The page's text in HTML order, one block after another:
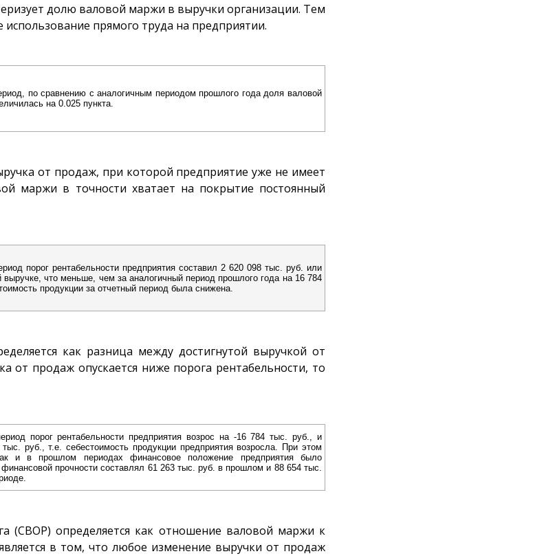
долю валовой маржи в выручки организации. Тем
прямого труда на предприятии.
по сравнению с аналогичным периодом прошлого года доля валовой
на 0.025 пункта.
от продаж, при которой предприятие уже не имеет
маржи в точности хватает на покрытие постоянный
порог рентабельности предприятия составил 2 620 098 тыс. руб. или
выручке, что меньше, чем за аналогичный период прошлого года на 16 784
продукции за отчетный период была снижена.
как разница между достигнутой выручкой от
от продаж опускается ниже порога рентабельности, то
порог рентабельности предприятия возрос на -16 784 тыс. руб., и
руб., т.е. себестоимость продукции предприятия возросла. При этом
и в прошлом периодах финансовое положение предприятия было
прочности составлял 61 263 тыс. руб. в прошлом и 88 654 тыс.
(СВОР) определяется как отношение валовой маржи к
в том, что любое изменение выручки от продаж